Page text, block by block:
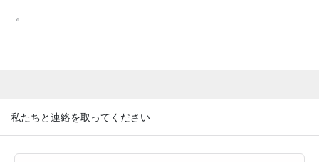
。
私たちと連絡を取ってください